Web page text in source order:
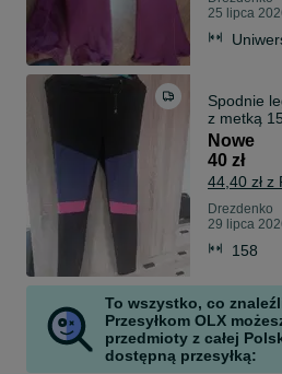
25 lipca
Spodnie
z metką
Nowe
40 zł
44,40 zł z
Drezdenko
29 lipca
158
To wszystko, co
Przesyłkom OLX
przedmioty z całej
dostępną przesyłką: